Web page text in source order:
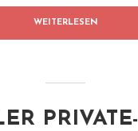
WEITERLESEN
PRIVATE-